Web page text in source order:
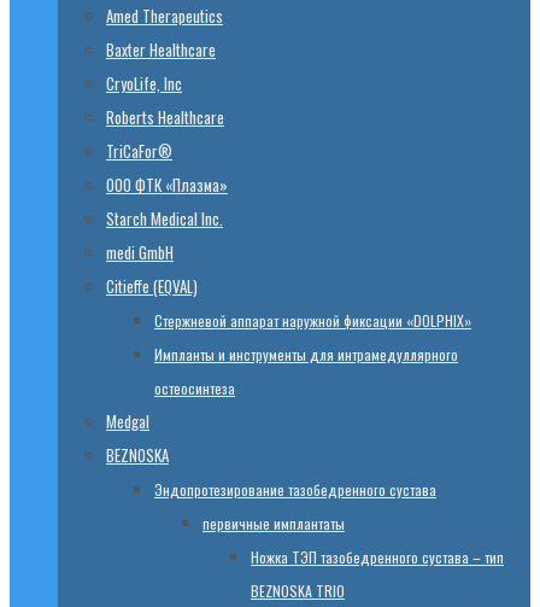
Amed Therapeutics
Baxter Healthcare
CryoLife, Inc
Roberts Healthcare
TriCaFor®
ООО ФТК «Плазма»
Starch Medical Inc.
medi GmbH
Citieffe (EQVAL)
Стержневой аппарат наружной фиксации «DOLPHIX»
Импланты и инструменты для интрамедуллярного
остеосинтеза
Medgal
BEZNOSKA
Эндопротезированиe тазобедренного сустава
первичные имплантаты
Ножка ТЭП тазобедренного сустава – тип
BEZNOSKA TRIO